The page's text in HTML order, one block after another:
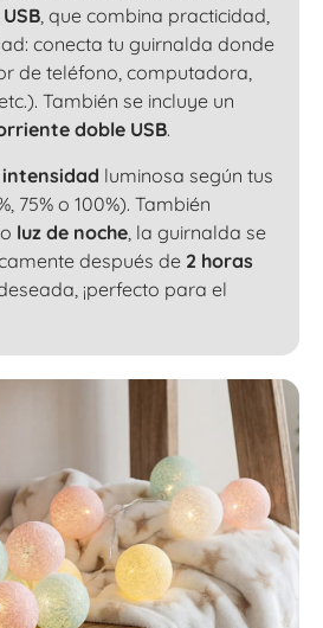
, que combina practicidad,
conecta tu guirnalda donde
de teléfono, computadora,
También se incluye un
doble USB.
luminosa según tus
75% o 100%). También
luz de noche, la guirnalda se
después de 2 horas
¡perfecto para el